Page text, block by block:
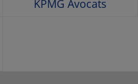
KPMG Avocats